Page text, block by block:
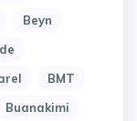
Beyn
BMT
Buanakimi